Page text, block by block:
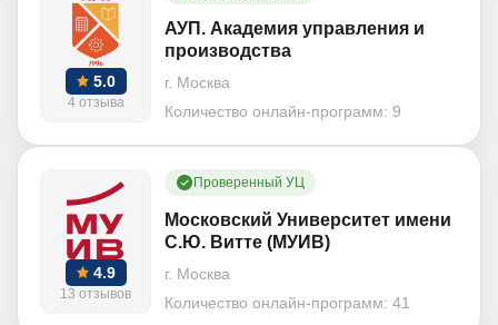
5.0
4 отзыва
АУП. Академия управления и
производства
г. Москва
Количество онлайн-программ: 9
4.9
13 отзывов
Проверенный УЦ
Московский Университет имени
С.Ю. Витте (МУИВ)
г. Москва
Количество онлайн-программ: 41